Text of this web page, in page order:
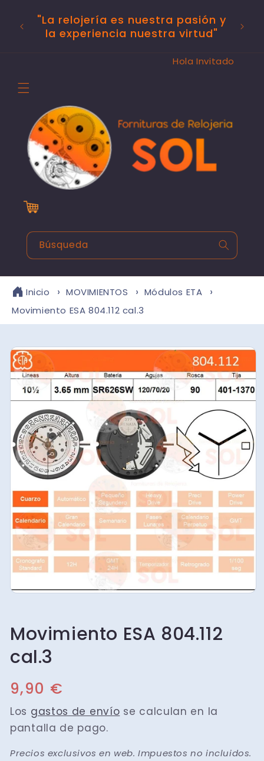
directamente
al contenido"La relojería es nuestra pasión y
la experiencia nuestra virtud"
de
Hola Invitado
Carrito
Búsqueda
Inicio MOVIMIENTOS
Módulos ETA
Movimiento ESA 804.112 cal.3
la
producto
Movimiento ESA 804.112
cal.3
Precio
habitual
9,90 €
Los gastos de envío se calculan en la
pantalla de pago.
Precios exclusivos en web. Impuestos no incluidos.